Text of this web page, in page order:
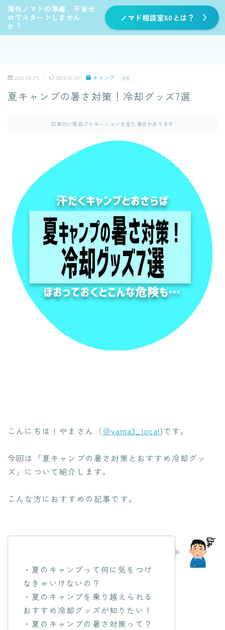
海外ノマドの準備、不安ゼ
ロでスタートしません
か？
ノマド相談室60とは？
2022.05.25 2025.06.09 キャンプ PR
夏キャンプの暑さ対策！冷却グッズ7選
記事内に商品プロモーションを含む場合があります
こんにちは！やまさん（＠yama3_local)です。
今回は「夏キャンプの暑さ対策とおすすめ冷却グッ
ズ」について紹介します。
こんな方におすすめの記事です。
・夏のキャンプって何に気をつけ
なきゃいけないの？
・夏のキャンプを乗り越えられる
おすすめ冷却グッズが知りたい！
・夏のキャンプの暑さ対策って？